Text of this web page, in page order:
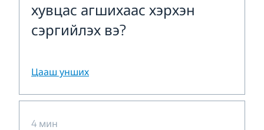
хувцас агшихаас хэрхэн
сэргийлэх вэ?
Цааш унших
4 мин